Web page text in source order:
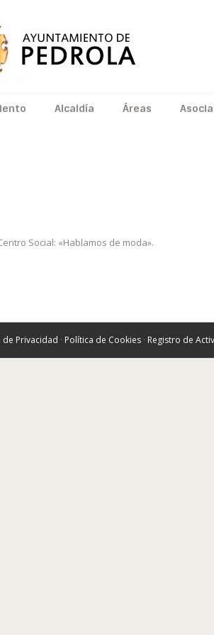
Alcaldía Áreas
Social: «Hablamos de moda».
de Privacidad · Política de Cookies · Registro de